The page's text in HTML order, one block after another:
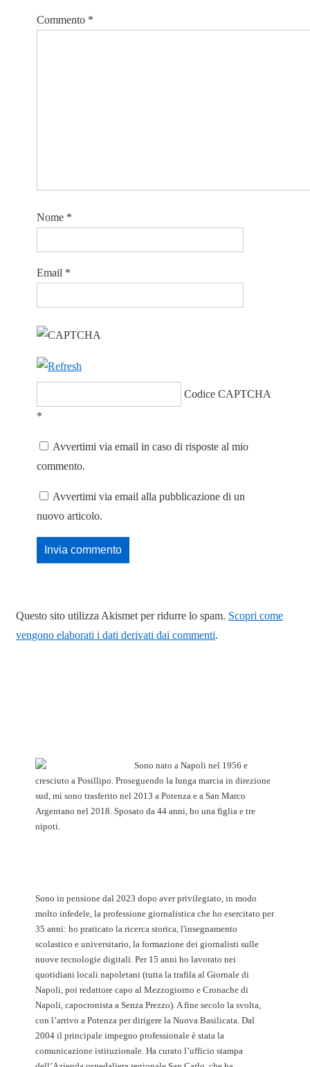
Commento *
Nome *
Email *
Codice CAPTCHA
*
Avvertimi via email in caso di risposte al mio
commento.
Avvertimi via email alla pubblicazione di un
nuovo articolo.
Questo sito utilizza Akismet per ridurre lo spam. Scopri come
vengono elaborati i dati derivati dai commenti.
Sono nato a Napoli nel 1956 e
cresciuto a Posillipo. Proseguendo la lunga marcia in direzione
sud, mi sono trasferito nel 2013 a Potenza e a San Marco
Argentano nel 2018. Sposato da 44 anni, ho una figlia e tre
nipoti.
Sono in pensione dal 2023 dopo aver privilegiato, in modo
molto infedele, la professione giornalistica che ho esercitato per
35 anni: ho praticato la ricerca storica, l'insegnamento
scolastico e universitario, la formazione dei giornalisti sulle
nuove tecnologie digitali. Per 15 anni ho lavorato nei
quotidiani locali napoletani (tutta la trafila al Giornale di
Napoli, poi redattore capo al Mezzogiorno e Cronache di
Napoli, capocronista a Senza Prezzo). A fine secolo la svolta,
con l’arrivo a Potenza per dirigere la Nuova Basilicata. Dal
2004 il principale impegno professionale è stata la
comunicazione istituzionale. Ha curato l’ufficio stampa